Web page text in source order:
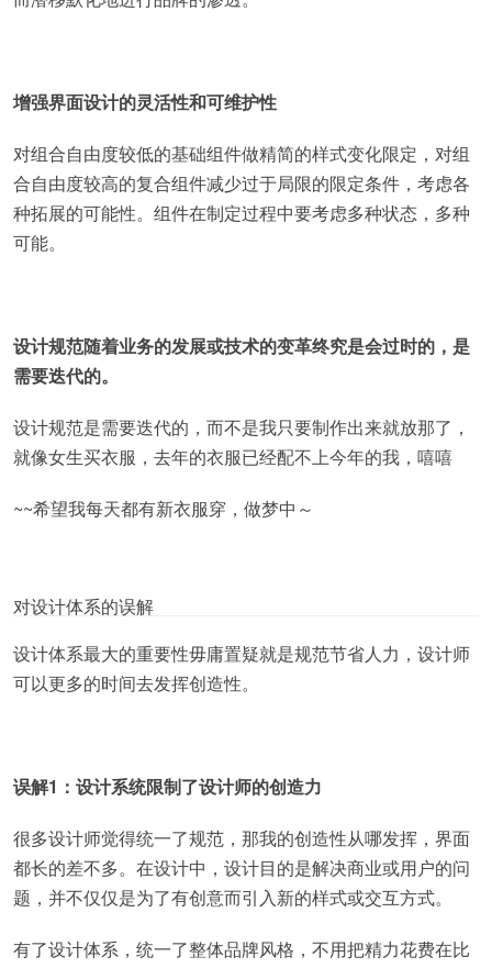
增强界面设计的灵活性和可维护性
对组合自由度较低的基础组件做精简的样式变化限定，对组
合自由度较高的复合组件减少过于局限的限定条件，考虑各
种拓展的可能性。组件在制定过程中要考虑多种状态，多种
可能。
设计规范随着业务的发展或技术的变革终究是会过时的，是
需要迭代的。
设计规范是需要迭代的，而不是我只要制作出来就放那了，
就像女生买衣服，去年的衣服已经配不上今年的我，嘻嘻
~~希望我每天都有新衣服穿，做梦中～
对设计体系的误解
设计体系最大的重要性毋庸置疑就是规范节省人力，设计师
可以更多的时间去发挥创造性。
误解1：设计系统限制了设计师的创造力
很多设计师觉得统一了规范，那我的创造性从哪发挥，界面
都长的差不多。在设计中，设计目的是解决商业或用户的问
题，并不仅仅是为了有创意而引入新的样式或交互方式。
有了设计体系，统一了整体品牌风格，不用把精力花费在比